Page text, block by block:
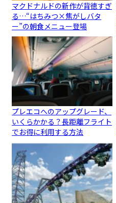
マクドナルドの新作が背徳すぎ
る…“はちみつ×焦がしバタ
ー”の朝食メニュー登場
プレエコへのアップグレード、
いくらかかる？長距離フライト
でお得に利用する方法